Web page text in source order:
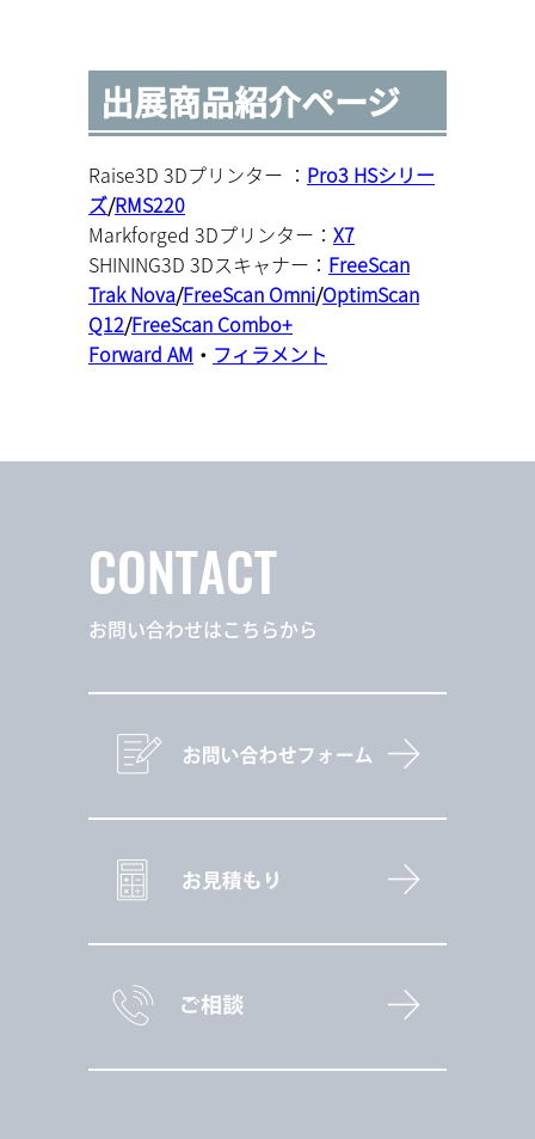
出展商品紹介ページ
Raise3D 3Dプリンター ： Pro3 HSシリー
ズ/RMS220
Markforged 3Dプリンター： X7
SHINING3D 3Dスキャナー： FreeScan
Trak Nova/FreeScan Omni/OptimScan
Q12/FreeScan Combo+
Forward AM ・ フィラメント
CONTACT
お問い合わせはこちらから